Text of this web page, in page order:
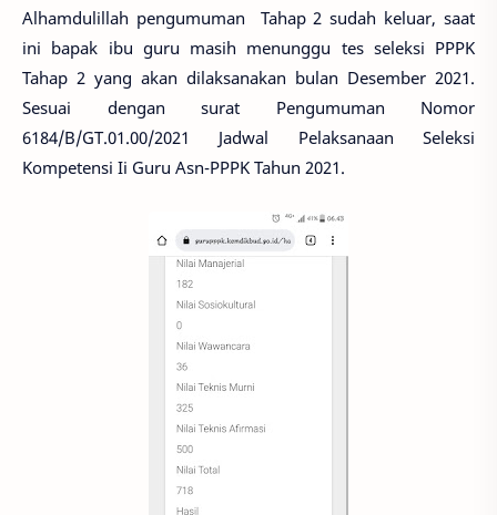
Alhamdulillah pengumuman Tahap 2 sudah keluar, saat
ini bapak ibu guru masih menunggu tes seleksi PPPK
Tahap 2 yang akan dilaksanakan bulan Desember 2021.
Sesuai dengan surat Pengumuman Nomor
6184/B/GT.01.00/2021 Jadwal Pelaksanaan Seleksi
Kompetensi Ii Guru Asn-PPPK Tahun 2021.